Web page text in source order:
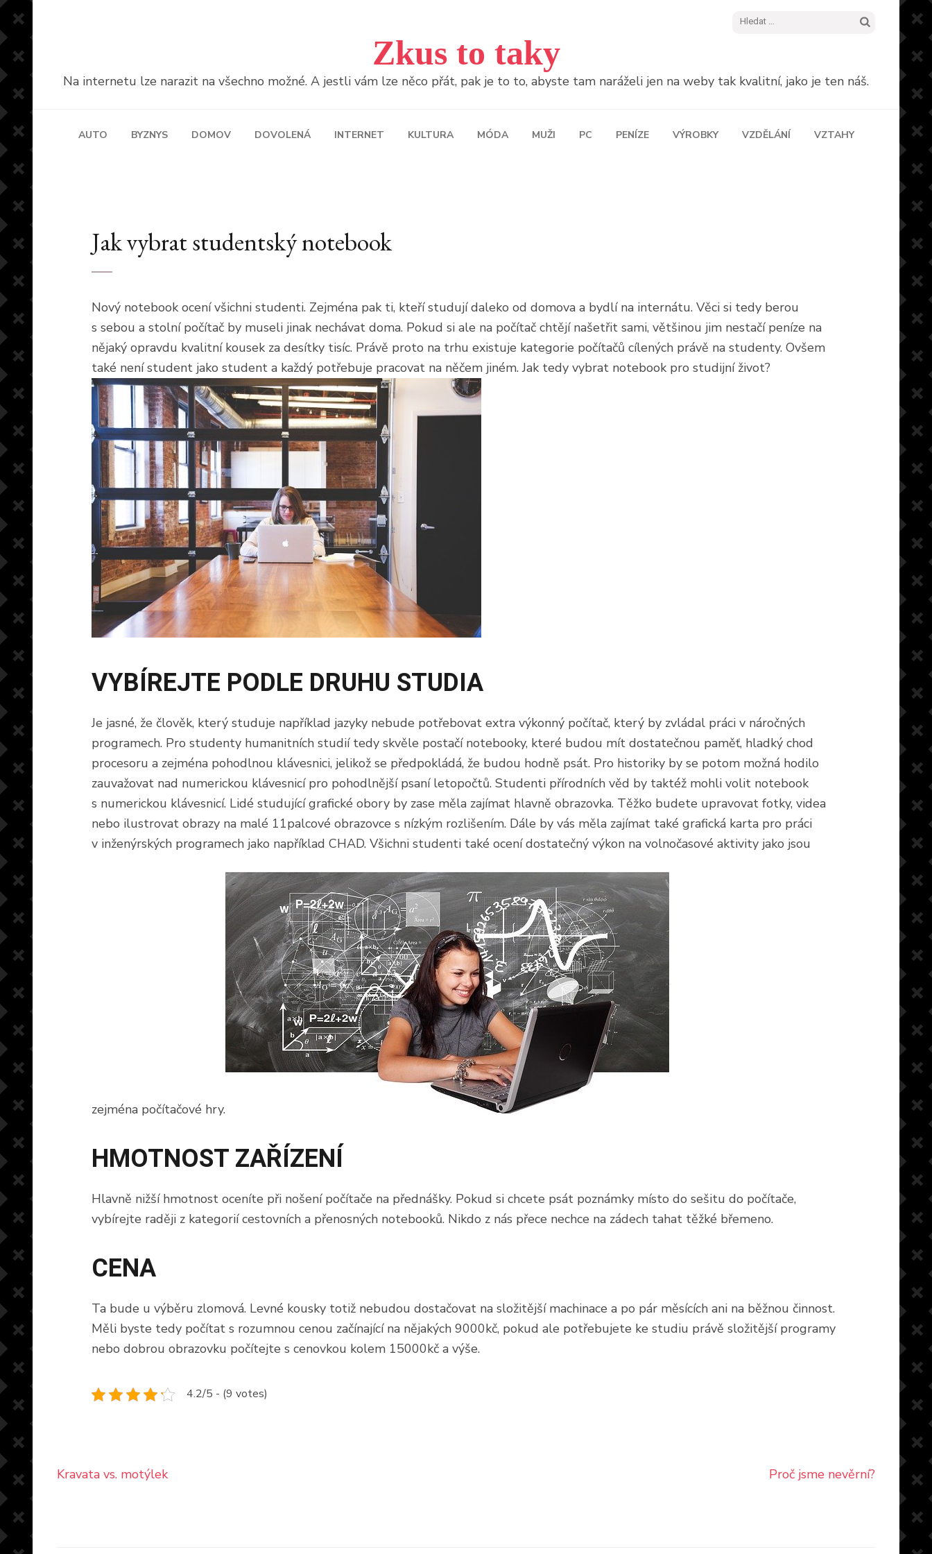
(stiskněte
Enter)
Vyhledávání
Zkus to taky
Na internetu lze narazit na všechno možné. A jestli vám lze něco přát, pak je to to, abyste tam naráželi jen na weby tak kvalitní, jako je ten náš.
AUTO BYZNYS DOMOV DOVOLENÁ INTERNET KULTURA MÓDA MUŽI PC PENÍZE VÝROBKY VZDĚLÁNÍ VZTAHY
Jak vybrat studentský notebook
Nový notebook ocení všichni studenti. Zejména pak ti, kteří studují daleko od domova a bydlí na internátu. Věci si tedy berou
s sebou a stolní počítač by museli jinak nechávat doma. Pokud si ale na počítač chtějí našetřit sami, většinou jim nestačí peníze na
nějaký opravdu kvalitní kousek za desítky tisíc. Právě proto na trhu existuje kategorie počítačů cílených právě na studenty. Ovšem
také není student jako student a každý potřebuje pracovat na něčem jiném. Jak tedy vybrat notebook pro studijní život?
VYBÍREJTE PODLE DRUHU STUDIA
Je jasné, že člověk, který studuje například jazyky nebude potřebovat extra výkonný počítač, který by zvládal práci v náročných
programech. Pro studenty humanitních studií tedy skvěle postačí notebooky, které budou mít dostatečnou paměť, hladký chod
procesoru a zejména pohodlnou klávesnici, jelikož se předpokládá, že budou hodně psát. Pro historiky by se potom možná hodilo
zauvažovat nad numerickou klávesnicí pro pohodlnější psaní letopočtů. Studenti přírodních věd by taktéž mohli volit notebook
s numerickou klávesnicí. Lidé studující grafické obory by zase měla zajímat hlavně obrazovka. Těžko budete upravovat fotky, videa
nebo ilustrovat obrazy na malé 11palcové obrazovce s nízkým rozlišením. Dále by vás měla zajímat také grafická karta pro práci
v inženýrských programech jako například CHAD. Všichni studenti také ocení dostatečný výkon na volnočasové aktivity jako jsou
zejména počítačové hry.
HMOTNOST ZAŘÍZENÍ
Hlavně nižší hmotnost oceníte při nošení počítače na přednášky. Pokud si chcete psát poznámky místo do sešitu do počítače,
vybírejte raději z kategorií cestovních a přenosných notebooků. Nikdo z nás přece nechce na zádech tahat těžké břemeno.
CENA
Ta bude u výběru zlomová. Levné kousky totiž nebudou dostačovat na složitější machinace a po pár měsících ani na běžnou činnost.
Měli byste tedy počítat s rozumnou cenou začínající na nějakých 9000kč, pokud ale potřebujete ke studiu právě složitější programy
nebo dobrou obrazovku počítejte s cenovkou kolem 15000kč a výše.
4.2/5 - (9 votes)
Navigace
Kravata vs. motýlek Proč jsme nevěrní?